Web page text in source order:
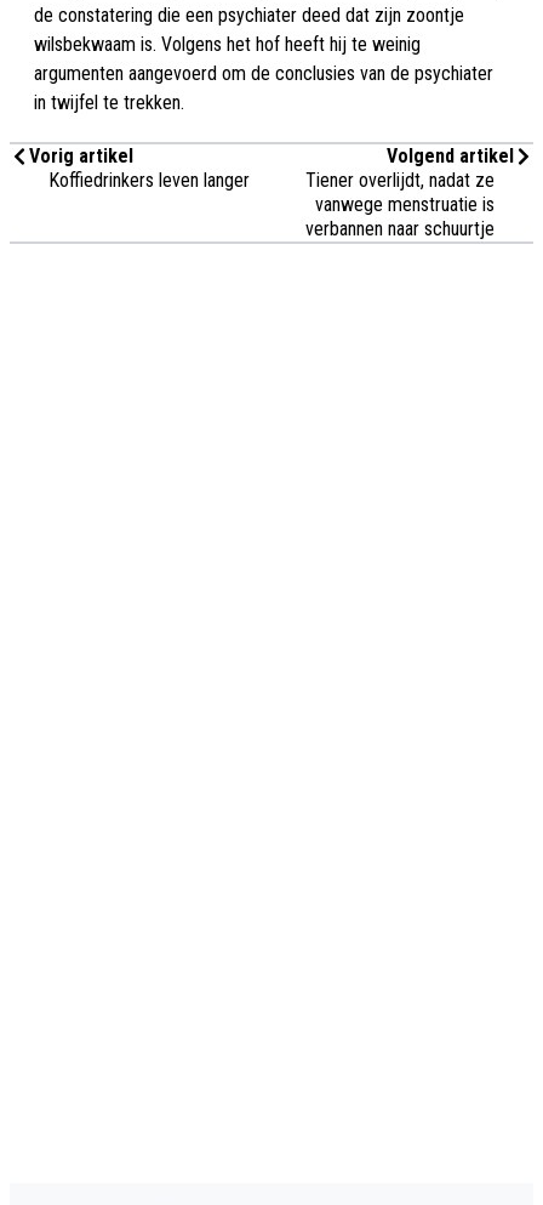
de constatering die een psychiater deed dat zijn zoontje
wilsbekwaam is. Volgens het hof heeft hij te weinig
argumenten aangevoerd om de conclusies van de psychiater
in twijfel te trekken.
Vorig artikel
Koffiedrinkers leven langer
Volgend artikel
Tiener overlijdt, nadat ze
vanwege menstruatie is
verbannen naar schuurtje